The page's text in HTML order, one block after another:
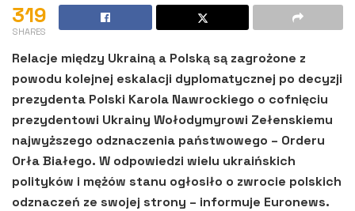
319
SHARES
Relacje między Ukrainą a Polską są zagrożone z
powodu kolejnej eskalacji dyplomatycznej po decyzji
prezydenta Polski Karola Nawrockiego o cofnięciu
prezydentowi Ukrainy Wołodymyrowi Zełenskiemu
najwyższego odznaczenia państwowego – Orderu
Orła Białego. W odpowiedzi wielu ukraińskich
polityków i mężów stanu ogłosiło o zwrocie polskich
odznaczeń ze swojej strony – informuje Euronews.